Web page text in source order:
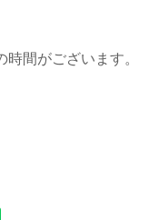
時間がございます。